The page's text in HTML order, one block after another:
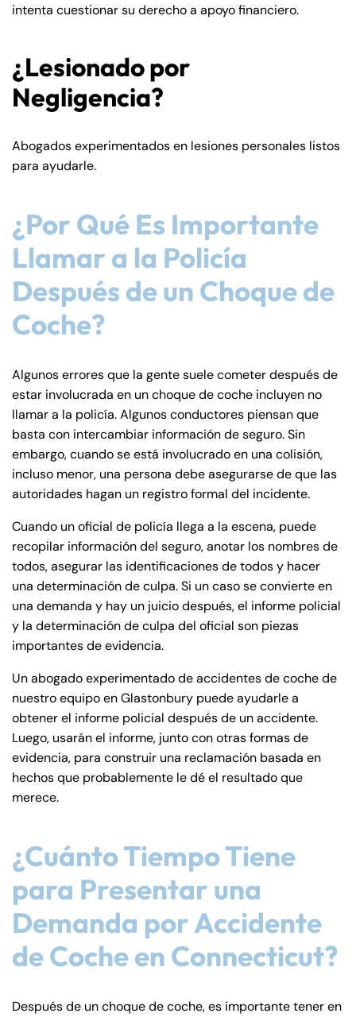
intenta cuestionar su derecho a apoyo financiero.
¿Lesionado por
Negligencia?
Abogados experimentados en lesiones personales listos
para ayudarle.
¿Por Qué Es Importante
Llamar a la Policía
Después de un Choque de
Coche?
Algunos errores que la gente suele cometer después de
estar involucrada en un choque de coche incluyen no
llamar a la policía. Algunos conductores piensan que
basta con intercambiar información de seguro. Sin
embargo, cuando se está involucrado en una colisión,
incluso menor, una persona debe asegurarse de que las
autoridades hagan un registro formal del incidente.
Cuando un oficial de policía llega a la escena, puede
recopilar información del seguro, anotar los nombres de
todos, asegurar las identificaciones de todos y hacer
una determinación de culpa. Si un caso se convierte en
una demanda y hay un juicio después, el informe policial
y la determinación de culpa del oficial son piezas
importantes de evidencia.
Un abogado experimentado de accidentes de coche de
nuestro equipo en Glastonbury puede ayudarle a
obtener el informe policial después de un accidente.
Luego, usarán el informe, junto con otras formas de
evidencia, para construir una reclamación basada en
hechos que probablemente le dé el resultado que
merece.
¿Cuánto Tiempo Tiene
para Presentar una
Demanda por Accidente
de Coche en Connecticut?
Después de un choque de coche, es importante tener en